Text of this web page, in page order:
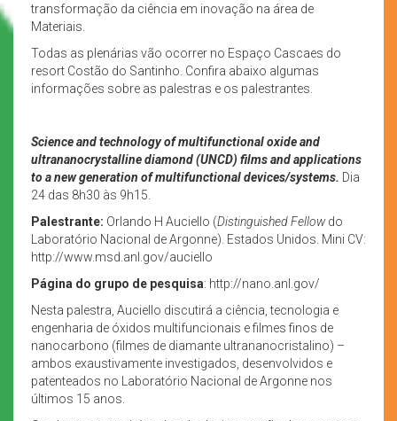
transformação da ciência em inovação na área de
Materiais.
Todas as plenárias vão ocorrer no Espaço Cascaes do
resort Costão do Santinho. Confira abaixo algumas
informações sobre as palestras e os palestrantes.
Science and technology of multifunctional oxide and
ultrananocrystalline diamond (UNCD) films and applications
to a new generation of multifunctional devices/systems. Dia
24 das 8h30 às 9h15.
Palestrante: Orlando H Auciello (Distinguished Fellowdo
Laboratório Nacional de Argonne). Estados Unidos. Mini CV:
http://www.msd.anl.gov/auciello
Página do grupo de pesquisa: http://nano.anl.gov/
Nesta palestra, Auciello discutirá a ciência, tecnologia e
engenharia de óxidos multifuncionais e filmes finos de
nanocarbono (filmes de diamante ultrananocristalino) –
ambos exaustivamente investigados, desenvolvidos e
patenteados no Laboratório Nacional de Argonne nos
últimos 15 anos.